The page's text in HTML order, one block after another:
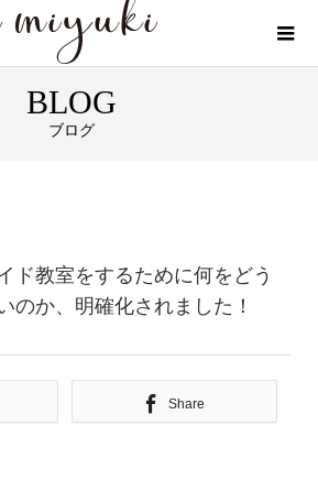
BLOG
ブログ
ド教室をするために何をどう
のか、明確化されました！
Share